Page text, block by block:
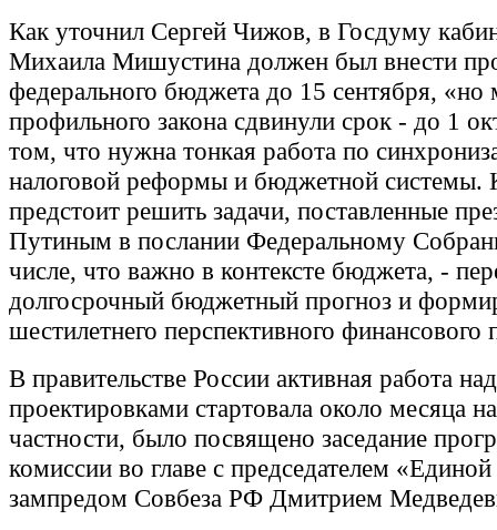
Как уточнил Сергей Чижов, в Госдуму
Михаила Мишустина должен был внести
федерального бюджета до 15 сентября,
профильного закона сдвинули срок - до 1
том, что нужна тонкая работа по
налоговой реформы и бюджетной системы.
предстоит решить задачи, поставленные
Путиным в послании Федеральному
числе, что важно в контексте бюджета, -
долгосрочный бюджетный прогноз и
шестилетнего перспективного финансового
В правительстве России активная работа над
проектировками стартовала около месяца
частности, было посвящено заседание
комиссии во главе с председателем
зампредом Совбеза РФ Дмитрием